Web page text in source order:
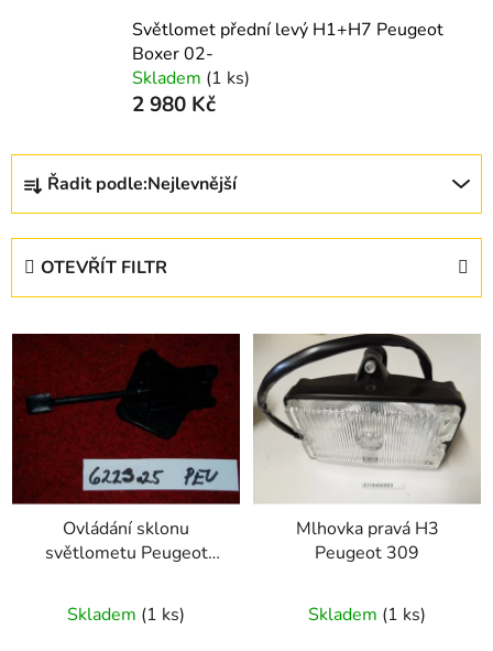
Světlomet přední levý H1+H7 Peugeot
Boxer 02-
Skladem (1 ks)
2 980 Kč
Ř
z
p
o
d
t
Řadit podle:Nejlevnější
OTEVŘÍT FILTR
V
p
s
p
r
Ovládání sklonu
světlometu Peugeot
Skladem (1 ks)
Mlhovka pravá H3
Peugeot 309
Skladem (1 ks)